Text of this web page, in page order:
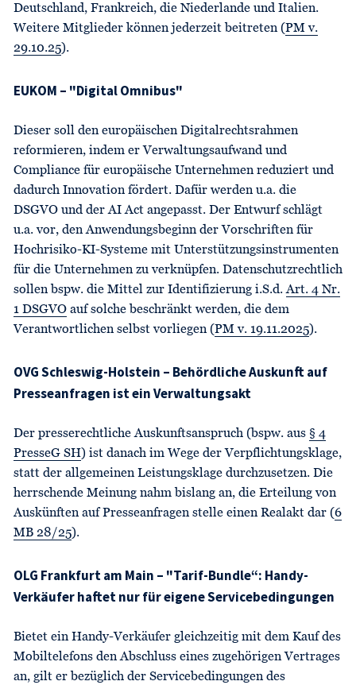
Deutschland, Frankreich, die Niederlande und Italien.
Weitere Mitglieder können jederzeit beitreten (PM v.
29.10.25).
EUKOM – "Digital Omnibus"
Dieser soll den europäischen Digitalrechtsrahmen
reformieren, indem er Verwaltungsaufwand und
Compliance für europäische Unternehmen reduziert und
dadurch Innovation fördert. Dafür werden u.a. die
DSGVO und der AI Act angepasst. Der Entwurf schlägt
u.a. vor, den Anwendungsbeginn der Vorschriften für
Hochrisiko-KI-Systeme mit Unterstützungsinstrumenten
für die Unternehmen zu verknüpfen. Datenschutzrechtlich
sollen bspw. die Mittel zur Identifizierung i.S.d.Art. 4 Nr.
1 DSGVO auf solche beschränkt werden, die dem
Verantwortlichen selbst vorliegen (PM v. 19.11.2025).
OVG Schleswig-Holstein – Behördliche Auskunft auf
Presseanfragen ist ein Verwaltungsakt
Der presserechtliche Auskunftsanspruch (bspw. aus § 4
PresseG SH) ist danach im Wege der Verpflichtungsklage,
statt der allgemeinen Leistungsklage durchzusetzen. Die
herrschende Meinung nahm bislang an, die Erteilung von
Auskünften auf Presseanfragen stelle einen Realakt dar (6
MB 28/25).
OLG Frankfurt am Main – "Tarif-Bundle“: Handy-
Verkäufer haftet nur für eigene Servicebedingungen
Bietet ein Handy-Verkäufer gleichzeitig mit dem Kauf des
Mobiltelefons den Abschluss eines zugehörigen Vertrages
an, gilt er bezüglich der Servicebedingungen des